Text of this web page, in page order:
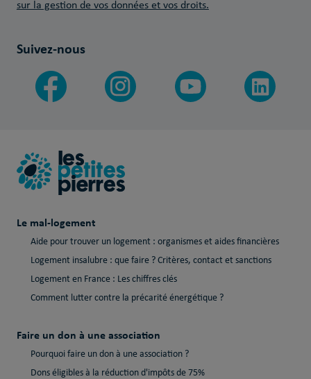
sur la gestion de vos données et vos droits.
Suivez-nous
Le mal-logement
Aide pour trouver un logement : organismes et aides financières
Logement insalubre : que faire ? Critères, contact et sanctions
Logement en France : Les chiffres clés
Comment lutter contre la précarité énergétique ?
Faire un don à une association
Pourquoi faire un don à une association ?
Dons éligibles à la réduction d'impôts de 75%